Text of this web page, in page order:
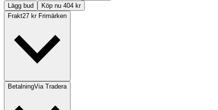
Lägg bud
Köp nu 404 kr
Frakt27 kr Frimärken
BetalningVia Tradera